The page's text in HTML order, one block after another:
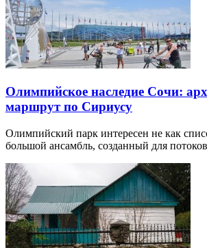
Олимпийское наследие Сочи:
маршрут по Сириусу
Олимпийский парк интересен не как
большой ансамбль, созданный для